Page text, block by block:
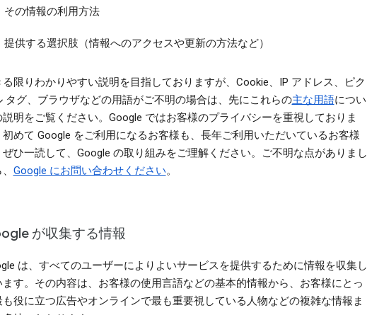
その情報の利用方法
提供する選択肢（情報へのアクセスや更新の方法など）
る限りわかりやすい説明を目指しておりますが、Cookie、IP アドレス、ピク
タグ、ブラウザなどの用語がご不明の場合は、先にこれらの主な用語につい
説明をご覧ください。Google ではお客様のプライバシーを重視しておりま
初めて Google をご利用になるお客様も、長年ご利用いただいているお客様
ぜひ一読して、Google の取り組みをご理解ください。ご不明な点がありまし
Google にお問い合わせください。
が収集する情報
は、すべてのユーザーによりよいサービスを提供するために情報を収集し
ます。その内容は、お客様の使用言語などの基本的情報から、お客様にとっ
も役に立つ広告やオンラインで最も重要視している人物などの複雑な情報ま